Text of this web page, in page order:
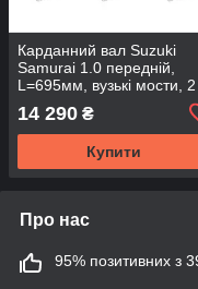
Карданний вал Suzuki
Samurai 1.0 передній,
L=695мм, вузькі мости, 2
F06-PL (DSP)
14 290 ₴
Купити
Про нас
95% позитивних з 39